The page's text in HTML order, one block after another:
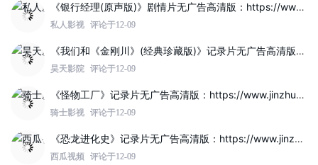
《银行经理(原声版)》剧情片无广告高清版：https://www.jinzhuqq.com/dyvideo/117814.html
私人影视 评论于12-09
《我们和《金刚川》(经典珍藏版)》记录片无广告高清版：https://www.jinzhuqq.com/dyvideo/117808.html
昊天影院 评论于12-09
《怪物工厂》记录片无广告高清版：https://www.jinzhuqq.com/dyvideo/117807.html
骑士影视 评论于12-09
《恐龙进化史》记录片无广告高清版：https://www.jinzhuqq.com/dyvideo/117802.html
西瓜视频 评论于12-09